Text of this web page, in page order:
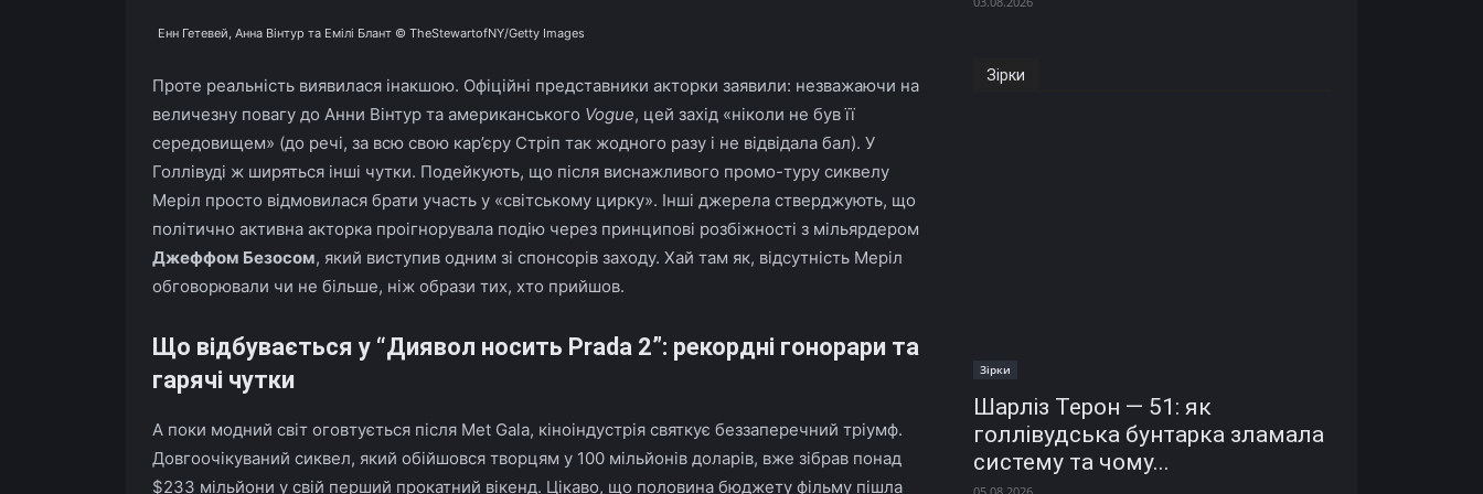
Енн Гетевей, Анна Вінтур та Емілі Блант © TheStewartofNY/Getty Images
Проте реальність виявилася інакшою. Офіційні представники акторки заявили: незважаючи на
величезну повагу до Анни Вінтур та американського Vogue, цей захід «ніколи не був її
середовищем» (до речі, за всю свою кар’єру Стріп так жодного разу і не відвідала бал). У
Голлівуді ж ширяться інші чутки. Подейкують, що після виснажливого промо-туру сиквелу
Меріл просто відмовилася брати участь у «світському цирку». Інші джерела стверджують, що
політично активна акторка проігнорувала подію через принципові розбіжності з мільярдером
Джеффом Безосом, який виступив одним зі спонсорів заходу. Хай там як, відсутність Меріл
обговорювали чи не більше, ніж образи тих, хто прийшов.
Що відбувається у “Диявол носить Prada 2”: рекордні гонорари та
гарячі чутки
А поки модний світ оговтується після Met Gala, кіноіндустрія святкує беззаперечний тріумф.
Довгоочікуваний сиквел, який обійшовся творцям у 100 мільйонів доларів, вже зібрав понад
$233 мільйони у свій перший прокатний вікенд. Цікаво, що половина бюджету фільму пішла
Зірки
Зірки
Шарліз Терон — 51: як
голлівудська бунтарка зламала
систему та чому...